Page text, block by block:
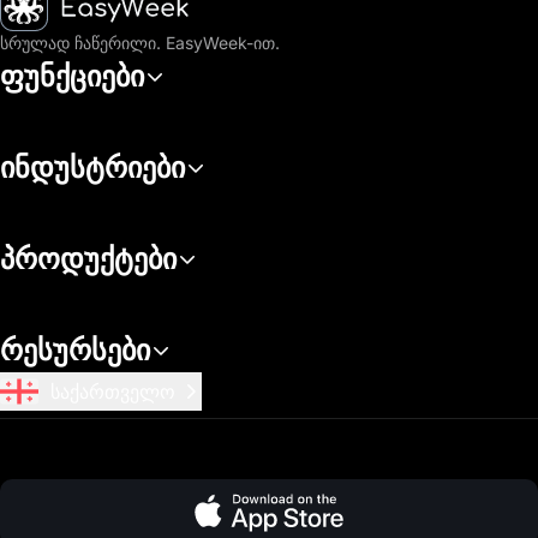
სრულად ჩაწერილი. EasyWeek-ით.
ფუნქციები
ინდუსტრიები
პროდუქტები
რესურსები